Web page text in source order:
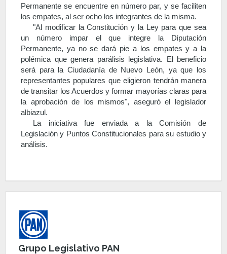
Permanente se encuentre en número par, y se faciliten
los empates, al ser ocho los integrantes de la misma.
"Al modificar la Constitución y la Ley para que sea
un número impar el que integre la Diputación
Permanente, ya no se dará pie a los empates y a la
polémica que genera parálisis legislativa. El beneficio
será para la Ciudadanía de Nuevo León, ya que los
representantes populares que eligieron tendrán manera
de transitar los Acuerdos y formar mayorías claras para
la aprobación de los mismos", aseguró el legislador
albiazul.
La iniciativa fue enviada a la Comisión de
Legislación y Puntos Constitucionales para su estudio y
análisis.
Grupo Legislativo PAN